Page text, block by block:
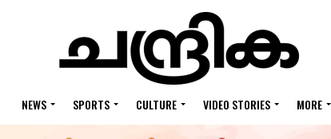
NEWS SPORTS CULTURE VIDEO STORIES MORE